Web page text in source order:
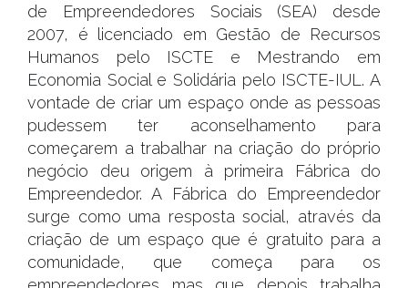
de Empreendedores Sociais (SEA) desde
2007, é licenciado em Gestão de Recursos
Humanos pelo ISCTE e Mestrando em
Economia Social e Solidária pelo ISCTE-IUL. A
vontade de criar um espaço onde as pessoas
pudessem ter aconselhamento para
começarem a trabalhar na criação do próprio
negócio deu origem à primeira Fábrica do
Empreendedor. A Fábrica do Empreendedor
surge como uma resposta social, através da
criação de um espaço que é gratuito para a
comunidade, que começa para os